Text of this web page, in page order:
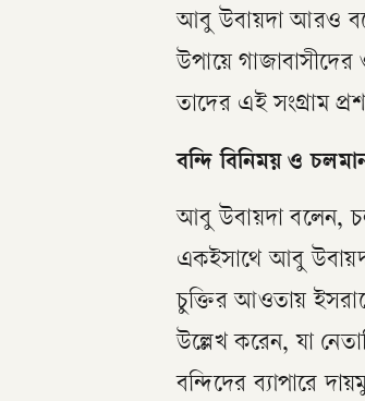
আবু উবায়দা আরও
উপায়ে
তাদের এই সংগ্রাম
বন্দি বিনিময় ও
আবু উবায়দা বলেন,
একইসাথে আবু
চুক্তির আওতায়
উল্লেখ করেন, যা
বন্দিদের ব্যাপারে